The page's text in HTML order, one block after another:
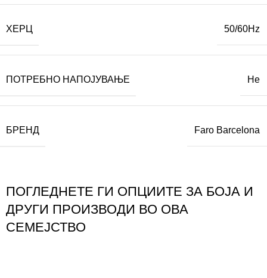
ХЕРЦ 50/60Hz
ПОТРЕБНО НАПОЈУВАЊЕ Не
БРЕНД Faro Barcelona
ПОГЛЕДНЕТЕ ГИ ОПЦИИТЕ ЗА БОЈА И
ДРУГИ ПРОИЗВОДИ ВО ОВА
СЕМЕЈСТВО